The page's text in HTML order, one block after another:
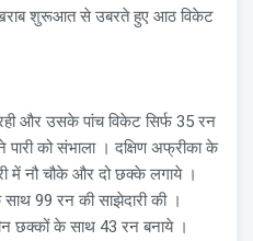
शुरूआत से उबरते हुए आठ विकेट
और उसके पांच विकेट सिर्फ 35 रन
को संभाला । दक्षिण अफ्रीका के
में नौ चौके और दो छक्के लगाये ।
99 रन की साझेदारी की ।
छक्कों के साथ 43 रन बनाये ।